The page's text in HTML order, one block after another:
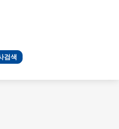
검색